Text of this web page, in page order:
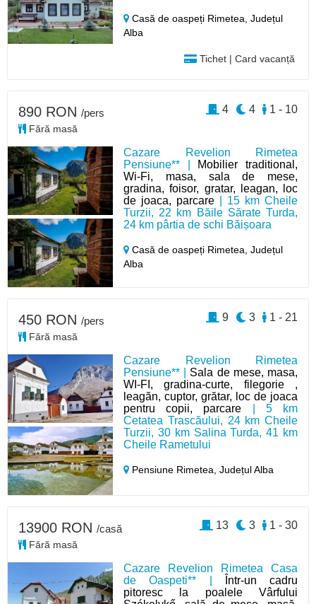
Casă de oaspeți Rimetea,Județul
Alba
Tichet | Card vacanță
Cazare Revelion Rimetea
Pensiune** | Mobilier traditional,
Wi-Fi, masa, sala de mese,
gradina, foisor, gratar, leagan, loc
de joaca, parcare | 15 km Cheile
Turzii, 22 km Băile Sărate Turda,
24 km pârtia de schi Băișoara
Casă de oaspeți Rimetea,Județul
Alba
890 RON /pers
Fără masă
1 - 10
4
4
Cazare Revelion Rimetea
Pensiune** | Sala de mese, masa,
WI-FI, gradina-curte, filegorie ,
leagăn, cuptor, grătar, loc de joaca
pentru copii, parcare | 5 km
Cetatea Trascăului, 24 km Cheile
Turzii, 30 km Salina Turda, 41 km
Cheile Rametului
Pensiune Rimetea,Județul Alba
450 RON /pers
Fără masă
1 - 21
3
9
Cazare Revelion Rimetea Casa
de Oaspeti** |
Într-un cadru
pitoresc la poalele Vârfului
13900 RON /casă
Fără masă
1 - 30
3
13